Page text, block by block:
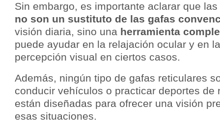
Sin embargo, es importante aclarar que
no son un sustituto de las gafas
visión diaria, sino una herramienta
puede ayudar en la relajación ocular y en
percepción visual en ciertos casos.
Además, ningún tipo de gafas reticulares
conducir vehículos o practicar deportes de
están diseñadas para ofrecer una visión
esas situaciones.